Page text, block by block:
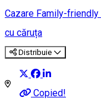
Cazare Family-friendly
cu căruța
Distribuie
Copied!